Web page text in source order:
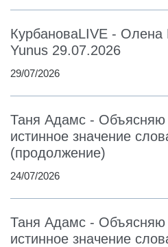
КурбановаLIVE - Олена
Yunus 29.07.2026
29/07/2026
Таня Адамс - Объясняю
истинное значение
(продолжение)
24/07/2026
Таня Адамс - Объясняю
истинное значение